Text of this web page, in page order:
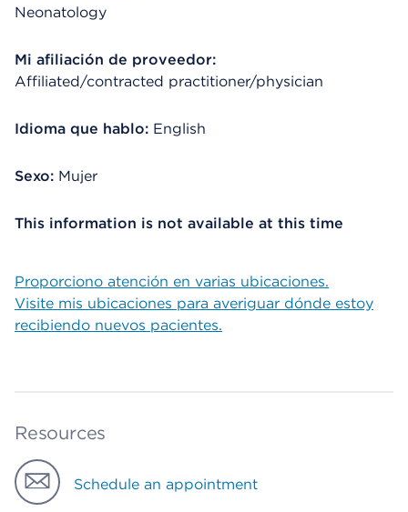
Neonatology
Mi afiliación de proveedor:
Affiliated/contracted practitioner/physician
Idioma que hablo: English
Sexo: Mujer
This information is not available at this time
Proporciono atención en varias ubicaciones.
Visite mis ubicaciones para averiguar dónde estoy
recibiendo nuevos pacientes.
Resources
Schedule an appointment